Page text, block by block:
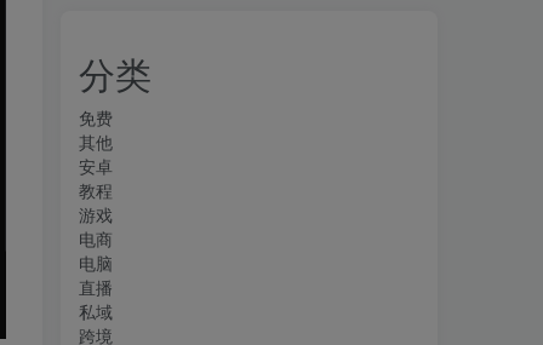
分类
免费
其他
安卓
教程
游戏
电商
电脑
直播
私域
跨境